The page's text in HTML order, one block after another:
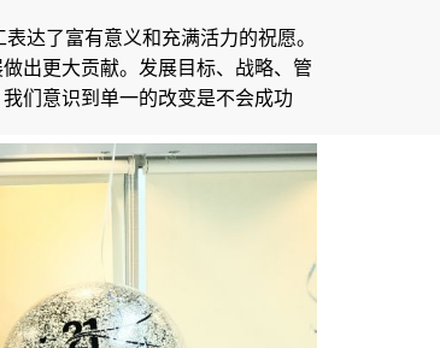
达了富有意义和充满活力的祝愿。
出更大贡献。发展目标、战略、管
们意识到单一的改变是不会成功